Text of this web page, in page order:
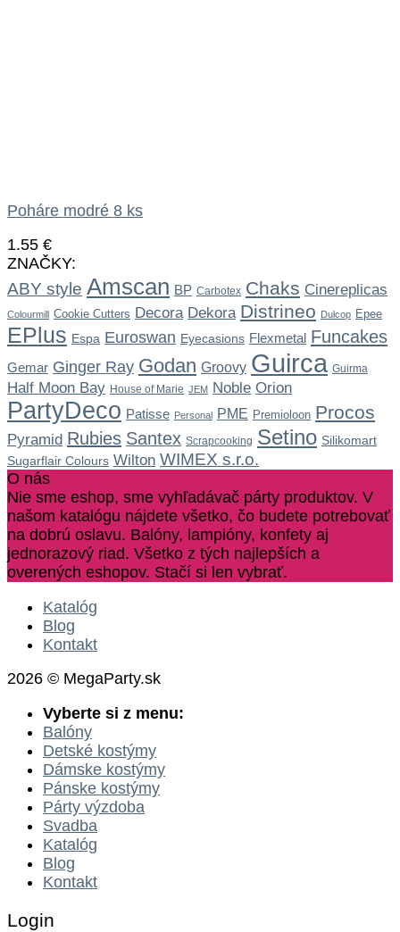
Poháre modré 8 ks
1.55 €
ZNAČKY:
ABY style Amscan BP Carbotex Chaks Cinereplicas
Colourmill Cookie Cutters Decora Dekora Distrineo Dulcop Epee
EPlus Espa Euroswan Eyecasions Flexmetal Funcakes
Gemar Ginger Ray Godan Groovy Guirca Guirma
Half Moon Bay House of Marie JEM Noble Orion
PartyDeco Patisse Personal PME Premioloon Procos
Pyramid Rubies Santex Scrapcooking Setino Silikomart
Sugarflair Colours Wilton WIMEX s.r.o.
O nás
Nie sme eshop, sme vyhľadávač párty produktov. V
našom katalógu nájdete všetko, čo budete potrebovať
na dobrú oslavu. Balóny, lampióny, konfety aj
jednorazový riad. Všetko z tých najlepších a
overených eshopov. Stačí si len vybrať.
Katalóg
Blog
Kontakt
2026 © MegaParty.sk
Vyberte si z menu:
Balóny
Detské kostýmy
Dámske kostýmy
Pánske kostýmy
Párty výzdoba
Svadba
Katalóg
Blog
Kontakt
Login